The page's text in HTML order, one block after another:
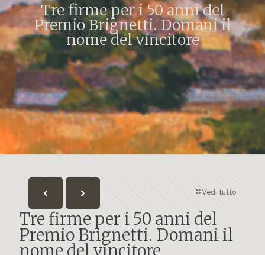
Tre firme per i 50 anni del
Premio Brignetti. Domani il
nome del vincitore
Vedi tutto
Tre firme per i 50 anni del
Premio Brignetti. Domani il
nome del vincitore